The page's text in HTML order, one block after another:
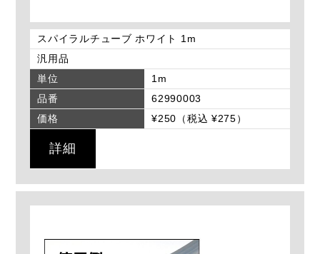
スパイラルチューブ ホワイト 1m
汎用品
単位
1m
品番
62990003
価格
¥250（税込 ¥275）
詳細